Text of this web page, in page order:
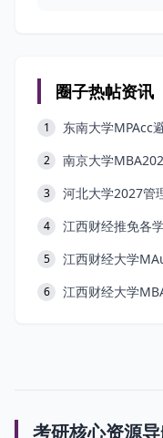
圈子热帖资讯
1 东南大学MPAcc
2 南京大学
3 河北大学2027管
4 江西财经推免各
5 江西财经大学
6 江西财经大学
考研核心资源